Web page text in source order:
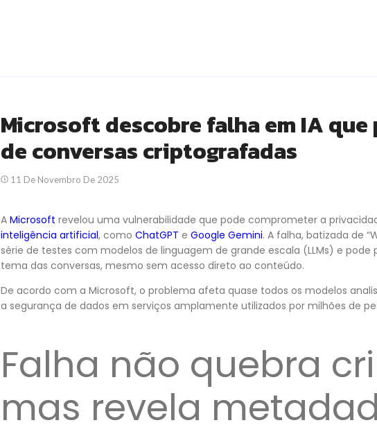
Microsoft descobre falha em IA
de conversas criptografadas
11 De Novembro De 2025
A Microsoft revelou uma vulnerabilidade que pode comprometer a
inteligência artificial, como ChatGPT e Google Gemini. A falha, batizada de
série de testes com modelos de linguagem de grande escala (LLMs) e
tema das conversas, mesmo sem acesso direto ao conteúdo.
De acordo com a Microsoft, o problema afeta quase todos os modelos
a segurança de dados em serviços amplamente utilizados por milhões de
Falha não quebra
mas revela